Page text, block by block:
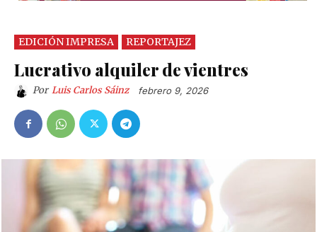
EDICIÓN IMPRESA REPORTAJEZ
Lucrativo alquiler de vientres
Por Luis Carlos Sáinz febrero 9, 2026